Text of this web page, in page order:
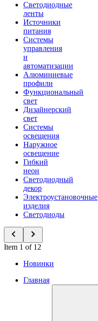
Светодиодные
ленты
Источники
питания
Системы
управления
и
автоматизации
Алюминиевые
профили
Функциональный
свет
Дизайнерский
свет
Системы
освещения
Наружное
освещение
Гибкий
неон
Светодиодный
декор
Электроустановочные
изделия
Светодиоды
Item 1 of 12
Новинки
Главная